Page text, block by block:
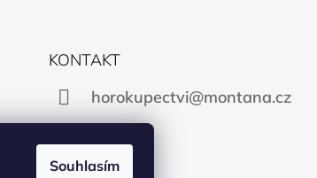
Souhlasím
KONTAKT
horokupectvi@montana.cz
Facebook